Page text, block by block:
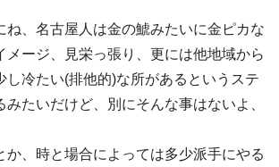
ね、名古屋人は金の鯱みたいに金ピカな
メージ、見栄っ張り、更には他地域から
し冷たい(排他的)な所があるというステ
みたいだけど、別にそんな事はないよ、
か、時と場合によっては多少派手にやる